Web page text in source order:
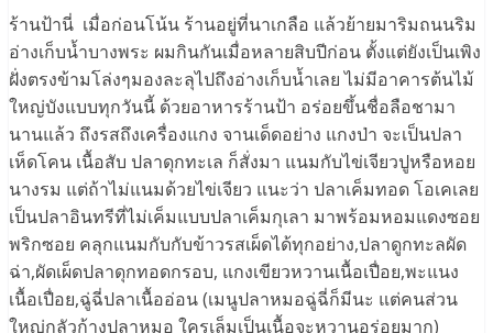
ร้านป้านี่ เมื่อก่อนโน้น ร้านอยู่ที่นาเกลือ แล้วย้ายมาริมถนนริม
อ่างเก็บน้ำบางพระ ผมกินกันเมื่อหลายสิบปีก่อน ตั้งแต่ยังเป็นเพิง
ฝั่งตรงข้ามโล่งๆมองละลุไปถึงอ่างเก็บน้ำเลย ไม่มีอาคารต้นไม้
ใหญ่บังแบบทุกวันนี้ ด้วยอาหารร้านป้า อร่อยขึ้นชื่อลือชามา
นานแล้ว ถึงรสถึงเครื่องแกง จานเด็ดอย่าง แกงป่า จะเป็นปลา
เห็ดโคน เนื้อสับ ปลาดุกทะเล ก็สั่งมา แนมกับไข่เจียวปูหรือหอย
นางรม แต่ถ้าไม่แนมด้วยไข่เจียว แนะว่า ปลาเค็มทอด โอเคเลย
เป็นปลาอินทรีที่ไม่เค็มแบบปลาเค็มกุเลา มาพร้อมหอมแดงซอย
พริกซอย คลุกแนมกับกับข้าวรสเผ็ดได้ทุกอย่าง,ปลาดูกทะลผัด
ฉ่า,ผัดเผ็ดปลาดุกทอดกรอบ, แกงเขียวหวานเนื้อเปื่อย,พะแนง
เนื้อเปื่อย,ฉู่ฉี่ปลาเนื้ออ่อน (เมนูปลาหมอฉู่ฉี่ก็มีนะ แต่คนส่วน
ใหญ่กลัวก้างปลาหมอ ใครเล็มเป็นเนื้อจะหวานอร่อยมาก)